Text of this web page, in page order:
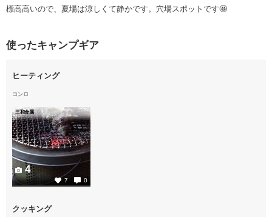
標高高いので、夏場は涼しくて静かです。穴場スポットです🤩
使ったキャンプギア
ヒーティング
コンロ
三和金属
7 0
4
クッキング